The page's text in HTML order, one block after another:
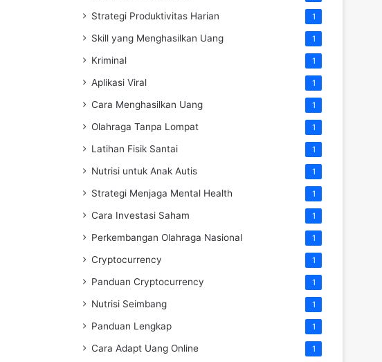
Strategi Produktivitas Harian 1
Skill yang Menghasilkan Uang 1
Kriminal 1
Aplikasi Viral 1
Cara Menghasilkan Uang 1
Olahraga Tanpa Lompat 1
Latihan Fisik Santai 1
Nutrisi untuk Anak Autis 1
Strategi Menjaga Mental Health 1
Cara Investasi Saham 1
Perkembangan Olahraga Nasional 1
Cryptocurrency 1
Panduan Cryptocurrency 1
Nutrisi Seimbang 1
Panduan Lengkap 1
Cara Adapt Uang Online 1